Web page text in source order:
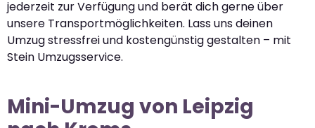
jederzeit zur Verfügung und berät dich gerne über
unsere Transportmöglichkeiten. Lass uns deinen
Umzug stressfrei und kostengünstig gestalten – mit
Stein Umzugsservice.
Mini-Umzug von Leipzig